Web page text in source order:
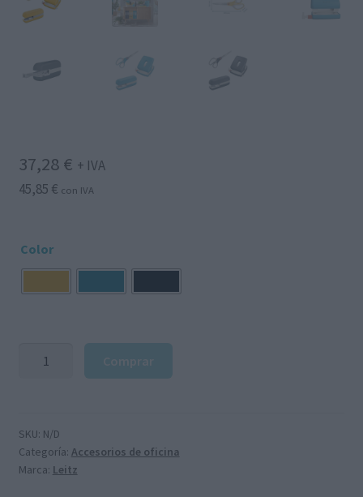
37,28 € + IVA
45,85 € con IVA
Color
+
tijeras
Leitz
SKU: N/D
Categoría: Accesorios de oficina
Marca: Leitz